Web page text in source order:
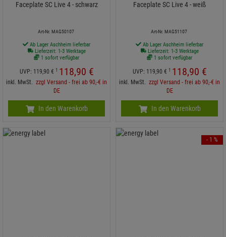
Faceplate SC Live 4 - schwarz
Art-Nr. MAG50107
Ab Lager Aschheim lieferbar
Lieferzeit: 1-3 Werktage
1 sofort verfügbar
UVP: 119,90 € 1 118,90 €
inkl. MwSt. zzgl Versand - frei ab 90,-€ in
DE
In den Warenkorb
Faceplate SC Live 4 - weiß
Art-Nr. MAG51107
Ab Lager Aschheim lieferbar
Lieferzeit: 1-3 Werktage
1 sofort verfügbar
UVP: 119,90 € 1 118,90 €
inkl. MwSt. zzgl Versand - frei ab 90,-€ in
DE
In den Warenkorb
- 1 %